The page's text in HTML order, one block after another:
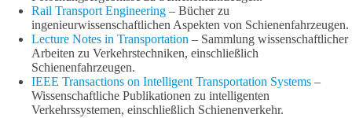
Rail Transport Engineering – Bücher zu
ingenieurwissenschaftlichen Aspekten von Schienenfahrzeugen.
Lecture Notes in Transportation – Sammlung wissenschaftlicher
Arbeiten zu Verkehrstechniken, einschließlich
Schienenfahrzeugen.
IEEE Transactions on Intelligent Transportation Systems –
Wissenschaftliche Publikationen zu intelligenten
Verkehrssystemen, einschließlich Schienenverkehr.